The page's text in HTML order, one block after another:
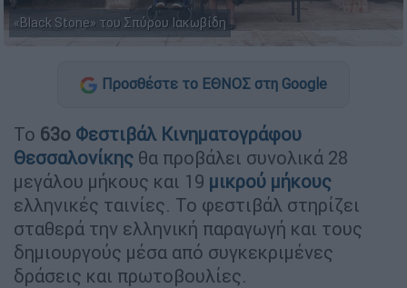
«Black Stone» του Σπύρου Ιακωβίδη
Προσθέστε το ΕΘΝΟΣ στη Google
Το 63ο Φεστιβάλ Κινηματογράφου
Θεσσαλονίκης θα προβάλει συνολικά 28
μεγάλου μήκους και 19 μικρού μήκους
ελληνικές ταινίες. Το φεστιβάλ στηρίζει
σταθερά την ελληνική παραγωγή και τους
δημιουργούς μέσα από συγκεκριμένες
δράσεις και πρωτοβουλίες.